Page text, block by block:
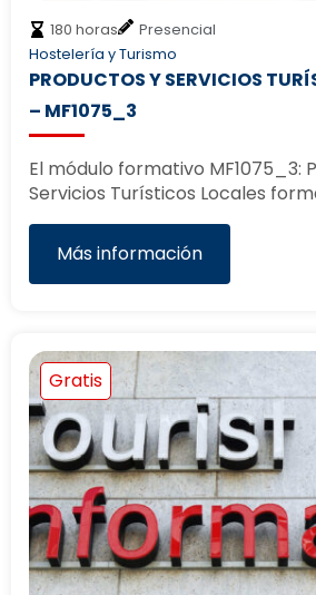
180 horas
Presencial
Hostelería y Turismo
PRODUCTOS Y SERVICIOS
– MF1075_3
El módulo formativo MF1075_3:
Servicios Turísticos Locales
Más información
Gratis